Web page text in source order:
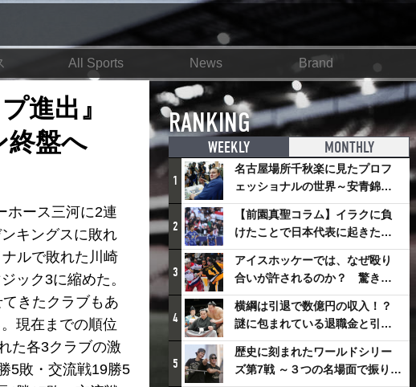
All Sports News Brand
進出』
終盤へ
ホース三河に2連
キングスに敗れ
ルで敗れた川崎
ック3に縮めた。
きたクラブもあ
現在までの順位
た各3クラブの激
5敗・交流戦19勝5
RANKING
WEEKLY MONTHLY
1
名古屋場所千秋楽に見たプロフ
ェッショナルの世界～安青錦の
優勝を巡るさまざまなドラマ
2
【前園真聖コラム】イラクに負
けたことで日本代表に起きたプ
ラスとは
3
アイスホッケーでは、なぜ殴り
合いが許されるのか？ 驚きの
「ファイティング」ルールにつ
いて
4
横綱は引退で数億円の収入！？
謎に包まれている退職金と引退
相撲興行
5
歴史に刻まれたワールドシリー
ズ第7戦 ～３つの名場面で振り返